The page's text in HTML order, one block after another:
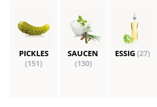
PICKLES
(151)
SAUCEN
(130)
ESSIG(27)